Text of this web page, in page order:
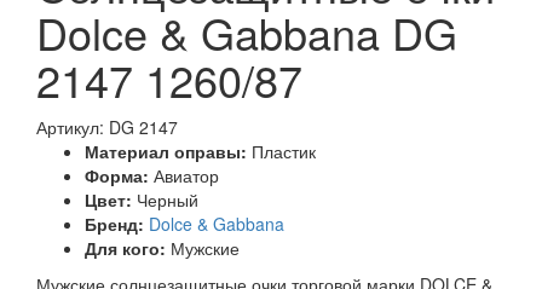
Dolce & Gabbana DG
2147 1260/87
Артикул: DG 2147
Материал оправы: Пластик
Форма: Авиатор
Цвет: Черный
Бренд: Dolce & Gabbana
Для кого: Мужские